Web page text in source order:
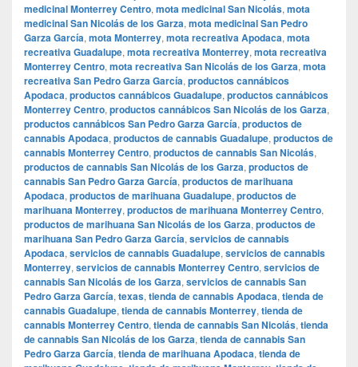
medicinal Monterrey Centro, mota medicinal San Nicolás, mota
medicinal San Nicolás de los Garza, mota medicinal San Pedro
Garza García, mota Monterrey, mota recreativa Apodaca, mota
recreativa Guadalupe, mota recreativa Monterrey, mota recreativa
Monterrey Centro, mota recreativa San Nicolás de los Garza, mota
recreativa San Pedro Garza García, productos cannábicos
Apodaca, productos cannábicos Guadalupe, productos cannábicos
Monterrey Centro, productos cannábicos San Nicolás de los Garza,
productos cannábicos San Pedro Garza García, productos de
cannabis Apodaca, productos de cannabis Guadalupe, productos de
cannabis Monterrey Centro, productos de cannabis San Nicolás,
productos de cannabis San Nicolás de los Garza, productos de
cannabis San Pedro Garza García, productos de marihuana
Apodaca, productos de marihuana Guadalupe, productos de
marihuana Monterrey, productos de marihuana Monterrey Centro,
productos de marihuana San Nicolás de los Garza, productos de
marihuana San Pedro Garza García, servicios de cannabis
Apodaca, servicios de cannabis Guadalupe, servicios de cannabis
Monterrey, servicios de cannabis Monterrey Centro, servicios de
cannabis San Nicolás de los Garza, servicios de cannabis San
Pedro Garza García, texas, tienda de cannabis Apodaca, tienda de
cannabis Guadalupe, tienda de cannabis Monterrey, tienda de
cannabis Monterrey Centro, tienda de cannabis San Nicolás, tienda
de cannabis San Nicolás de los Garza, tienda de cannabis San
Pedro Garza García, tienda de marihuana Apodaca, tienda de